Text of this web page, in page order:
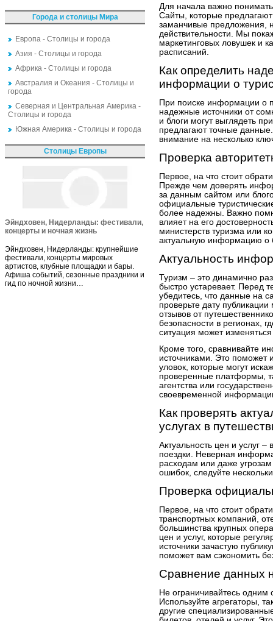
Города и столицы Мира
Европа - Столицы и города
Азия - Столицы и города
Африка - Столицы и города
Австралия и Океания - Столицы и
города
Северная и Центральная Америка -
Столицы и города
Южная Америка - Столицы и города
Столицы Европы
Эйндховен, Нидерланды: фестивали,
концерты и ночная жизнь
Эйндховен, Нидерланды: крупнейшие
фестивали, концерты мировых
артистов, клубные площадки и бары.
Афиша событий, сезонные праздники и
гид по ночной жизни…
Для начала важно
Сайты, которые предлагают
заманчивые предложения,
действительности. Мы
маркетинговых ловушек и
расписаний.
Как определить
информации о
При поиске информации о
надежные источники от
и блоги могут выглядеть
предлагают точные
внимание на несколько
Проверка
Первое, на что стоит
Прежде чем доверять
за данным сайтом или
официальные
более надежны. Важно
влияет на его
министерств туризма или
актуальную информацию о
Актуальность
Туризм – это динамично
быстро устаревает. Перед
убедитесь, что данные на
проверьте дату
отзывов от
безопасности в регионах,
ситуация может изменяться
Кроме того, сравнивайте
источниками. Это поможет
уловок, которые могут
проверенные платформы,
агентства или
своевременной
Как проверять
услугах в
Актуальность цен и услуг
поездки. Неверная
расходам или даже
ошибок, следуйте
Проверка
Первое, на что стоит
транспортных компаний,
большинства крупных
цен и услуг, которые
источники зачастую
поможет вам сэкономить
Сравнение данных
Не ограничивайтесь
Используйте агрегаторы,
другие